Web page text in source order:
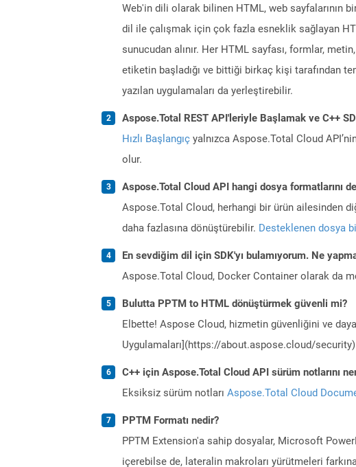
Web'in dili olarak bilinen HTML, web sayfalarının
dil ile çalışmak için çok fazla esneklik sağlayan
sunucudan alınır. Her HTML sayfası, formlar,
etiketin başladığı ve bittiği birkaç kişi tarafından
yazılan uygulamaları da yerleştirebilir.
Aspose.Total REST API'leriyle Başlamak ve C++
Hızlı Başlangıç yalnızca Aspose.Total Cloud
olur.
Aspose.Total Cloud API hangi dosya formatlarını
Aspose.Total Cloud, herhangi bir ürün ailesinden
daha fazlasına dönüştürebilir. Desteklenen dosya
En sevdiğim dil için SDK'yı bulamıyorum. Ne
Aspose.Total Cloud, Docker Container olarak da
Bulutta PPTM to HTML dönüştürmek güvenli mi?
Elbette! Aspose Cloud, hizmetin güvenliğini ve
Uygulamaları](https://about.aspose.cloud/
C++ için Aspose.Total Cloud API sürüm notlarını
Eksiksiz sürüm notları Aspose.Total Cloud
PPTM Formatı nedir?
PPTM Extension'a sahip dosyalar, Microsoft
içerebilse de, lateralin makroları yürütmeleri